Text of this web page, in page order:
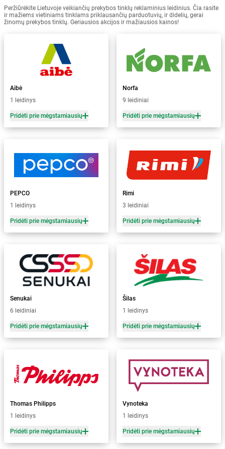
Peržiūrėkite Lietuvoje veikiančių prekybos tinklų reklaminius leidinius. Čia rasite
ir mažiems vietiniams tinklams priklausančių parduotuvių, ir didelių, gerai
žinomų prekybos tinklų. Geriausios akcijos ir mažiausios kainos!
Aibė
1 leidinys
Pridėti prie mėgstamiausių
Norfa
9 leidiniai
Pridėti prie mėgstamiausių
PEPCO
1 leidinys
Pridėti prie mėgstamiausių
Rimi
3 leidiniai
Pridėti prie mėgstamiausių
Senukai
6 leidiniai
Pridėti prie mėgstamiausių
Šilas
1 leidinys
Pridėti prie mėgstamiausių
Thomas Philipps
1 leidinys
Pridėti prie mėgstamiausių
Vynoteka
1 leidinys
Pridėti prie mėgstamiausių